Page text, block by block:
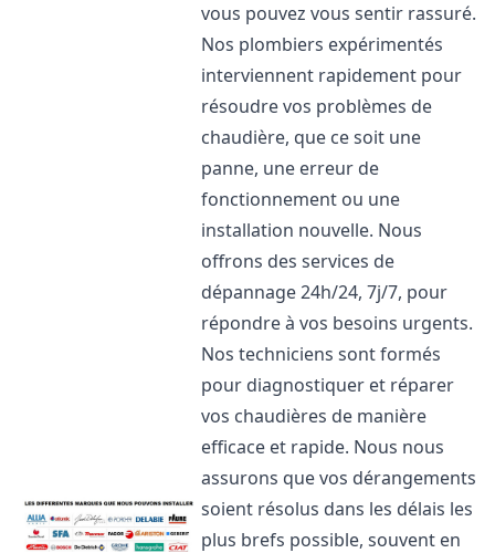
vous pouvez vous sentir rassuré.
Nos plombiers expérimentés
interviennent rapidement pour
résoudre vos problèmes de
chaudière, que ce soit une
panne, une erreur de
fonctionnement ou une
installation nouvelle. Nous
offrons des services de
dépannage 24h/24, 7j/7, pour
répondre à vos besoins urgents.
Nos techniciens sont formés
pour diagnostiquer et réparer
vos chaudières de manière
efficace et rapide. Nous nous
assurons que vos dérangements
soient résolus dans les délais les
plus brefs possible, souvent en